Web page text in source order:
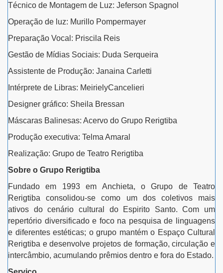
Técnico de Montagem de Luz: Jeferson Spagnol
Operação de luz: Murillo Pompermayer
Preparação Vocal: Priscila Reis
Gestão de Mídias Sociais: Duda Serqueira
Assistente de Produção: Janaina Carletti
Intérprete de Libras: MeirielyCancelieri
Designer gráfico: Sheila Bressan
Máscaras Balinesas: Acervo do Grupo Rerigtiba
Produção executiva: Telma Amaral
Realização: Grupo de Teatro Rerigtiba
Sobre o Grupo Rerigtiba
Fundado em 1993 em Anchieta, o Grupo de Teatro
Rerigtiba consolidou-se como um dos coletivos mais
ativos do cenário cultural do Espirito Santo. Com um
repertório diversificado e foco na pesquisa de linguagens
e diferentes estéticas; o grupo mantém o Espaço Cultural
Rerigtiba e desenvolve projetos de formação, circulação e
intercâmbio, acumulando prêmios dentro e fora do Estado.